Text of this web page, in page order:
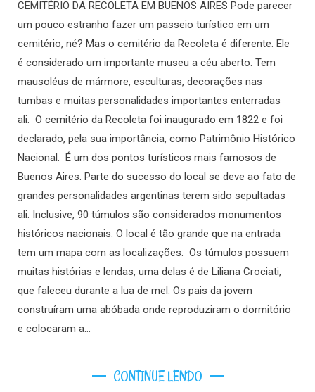
CEMITÉRIO DA RECOLETA EM BUENOS AIRES Pode parecer
um pouco estranho fazer um passeio turístico em um
cemitério, né? Mas o cemitério da Recoleta é diferente. Ele
é considerado um importante museu a céu aberto. Tem
mausoléus de mármore, esculturas, decorações nas
tumbas e muitas personalidades importantes enterradas
ali. O cemitério da Recoleta foi inaugurado em 1822 e foi
declarado, pela sua importância, como Patrimônio Histórico
Nacional. É um dos pontos turísticos mais famosos de
Buenos Aires. Parte do sucesso do local se deve ao fato de
grandes personalidades argentinas terem sido sepultadas
ali. Inclusive, 90 túmulos são considerados monumentos
históricos nacionais. O local é tão grande que na entrada
tem um mapa com as localizações. Os túmulos possuem
muitas histórias e lendas, uma delas é de Liliana Crociati,
que faleceu durante a lua de mel. Os pais da jovem
construíram uma abóbada onde reproduziram o dormitório
e colocaram a…
CONTINUE LENDO